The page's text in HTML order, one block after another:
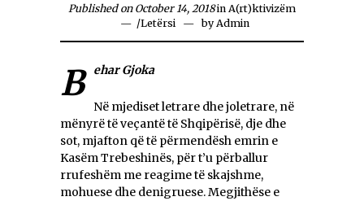
Published on October 14, 2018 in A(rt)ktivizëm
/Letërsi byAdmin
Behar Gjoka
Në mjediset letrare dhe joletrare, në
mënyrë të veçantë të Shqipërisë, dje dhe
sot, mjafton që të përmendësh emrin e
Kasëm Trebeshinës, për t’u përballur
rrufeshëm me reagime të skajshme,
mohuese dhe denigruese. Megjithëse e